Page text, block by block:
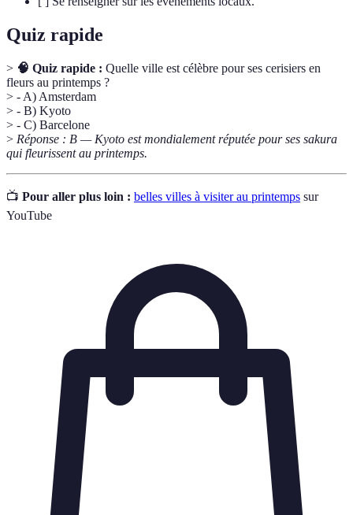
Quiz rapide
> 🧠 Quiz rapide : Quelle ville est célèbre pour ses cerisiers en
fleurs au printemps ?
> - A) Amsterdam
> - B) Kyoto
> - C) Barcelone
> Réponse : B — Kyoto est mondialement réputée pour ses sakura
qui fleurissent au printemps.
📺 Pour aller plus loin : belles villes à visiter au printemps sur
YouTube